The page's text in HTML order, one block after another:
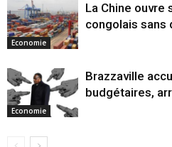
Economie
La Chine
congolais sans
Economie
Brazzaville
budgétaires,